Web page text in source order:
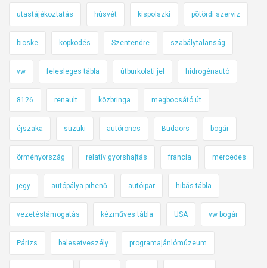
utastájékoztatás húsvét kispolszki pötördi szerviz
bicske köpködés Szentendre szabálytalanság
vw felesleges tábla útburkolati jel hidrogénautó
8126 renault közbringa megbocsátó út
éjszaka suzuki autóroncs Budaörs bogár
örményország relatív gyorshajtás francia mercedes
jegy autópálya-pihenő autóipar hibás tábla
vezetéstámogatás kézműves tábla USA vw bogár
Párizs balesetveszély programajánlómúzeum